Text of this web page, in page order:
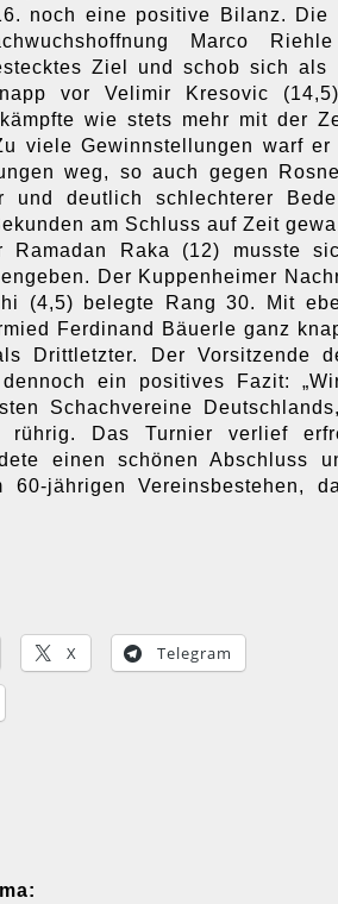
noch eine positive Bilanz. Die
Marco
Ziel und schob sich als
vor Velimir Kresovic
kämpfte wie stets mehr mit der
viele Gewinnstellungen warf er
weg, so auch gegen
und deutlich schlechterer
am Schluss auf Zeit
Ramadan Raka (12) musste
Der Kuppenheimer
(4,5) belegte Rang 30. Mit
Ferdinand Bäuerle ganz
Drittletzter. Der Vorsitzende
ein positives Fazit:
Schachvereine
rührig. Das Turnier verlief
einen schönen Abschluss
60-jährigen Vereinsbestehen,
X Telegram